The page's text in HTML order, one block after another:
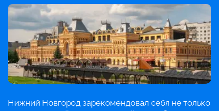
Нижний Новгород зарекомендовал себя не только